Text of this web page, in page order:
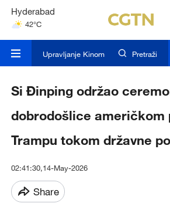
Hyderabad
42°C
Mumbai
Upravljanje Kinom Pretraži
Si Đinping održao
dobrodošlice američkom
Trampu tokom državne
02:41:30,14-May-2026
Share